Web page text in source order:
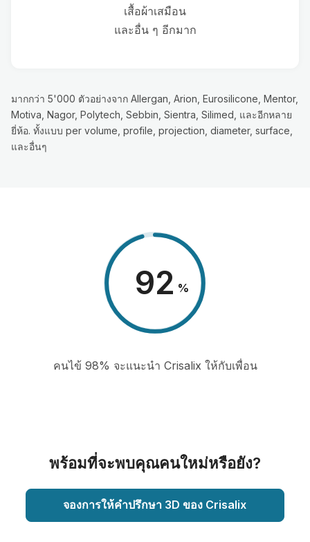
เสื้อผ้าเสมือน
และอื่น ๆ อีกมาก
มากกว่า 5'000 ตัวอย่างจาก Allergan, Arion, Eurosilicone, Mentor,
Motiva, Nagor, Polytech, Sebbin, Sientra, Silimed, และอีกหลาย
ยี่ห้อ. ทั้งแบบ per volume, profile, projection, diameter, surface,
และอื่นๆ
98 %
คนไข้ 98% จะแนะนำ Crisalix ให้กับเพื่อน
พร้อมที่จะพบคุณคนใหม่หรือยัง?
จองการให้คำปรึกษา 3D ของ Crisalix